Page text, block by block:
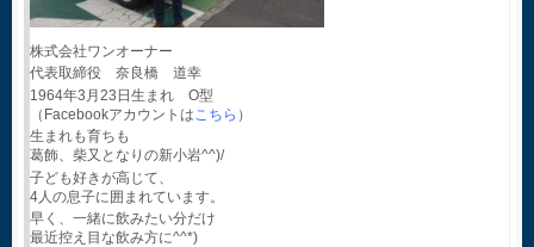
株式会社ワンオーナー
代表取締役 奈良橋 道幸
1964年3月23日生まれ O型
（Facebookアカウントはこちら ）
生まれも育ちも
葛飾、柴又となりの新小岩^^)/
子ども好きが高じて、
4人の息子に囲まれています。
早く、一緒に飲みたい分だけ
最近控え目な飲み方に^^*)